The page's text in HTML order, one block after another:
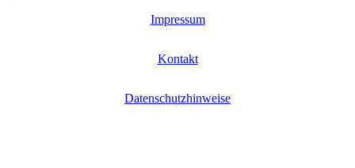
Impressum
Kontakt
Datenschutzhinweise